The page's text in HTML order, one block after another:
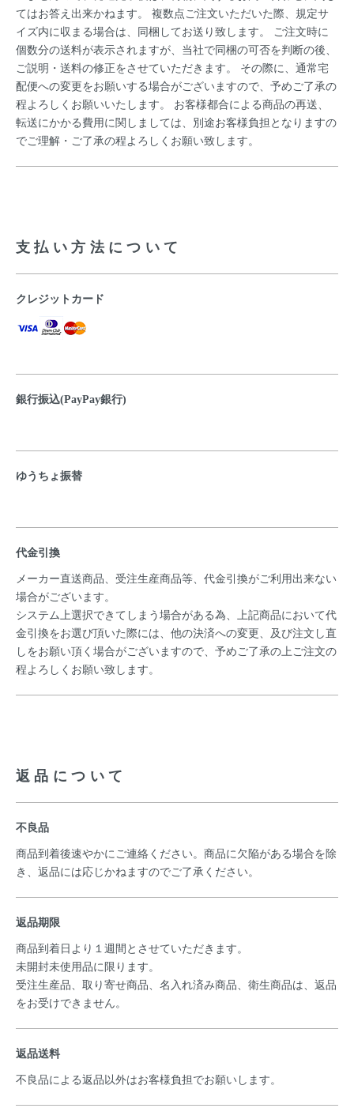
てはお答え出来かねます。 複数点ご注文いただいた際、規定サ
イズ内に収まる場合は、同梱してお送り致します。 ご注文時に
個数分の送料が表示されますが、当社で同梱の可否を判断の後、
ご説明・送料の修正をさせていただきます。 その際に、通常宅
配便への変更をお願いする場合がございますので、予めご了承の
程よろしくお願いいたします。 お客様都合による商品の再送、
転送にかかる費用に関しましては、別途お客様負担となりますの
でご理解・ご了承の程よろしくお願い致します。
支払い方法について
クレジットカード
銀行振込(PayPay銀行)
ゆうちょ振替
代金引換
メーカー直送商品、受注生産商品等、代金引換がご利用出来ない
場合がございます。
システム上選択できてしまう場合がある為、上記商品において代
金引換をお選び頂いた際には、他の決済への変更、及び注文し直
しをお願い頂く場合がございますので、予めご了承の上ご注文の
程よろしくお願い致します。
返品について
不良品
商品到着後速やかにご連絡ください。商品に欠陥がある場合を除
き、返品には応じかねますのでご了承ください。
返品期限
商品到着日より１週間とさせていただきます。
未開封未使用品に限ります。
受注生産品、取り寄せ商品、名入れ済み商品、衛生商品は、返品
をお受けできません。
返品送料
不良品による返品以外はお客様負担でお願いします。